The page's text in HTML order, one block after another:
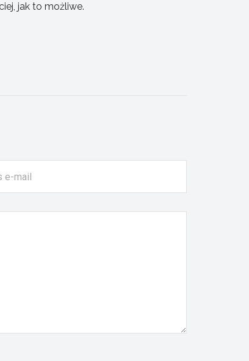
jak to możliwe.